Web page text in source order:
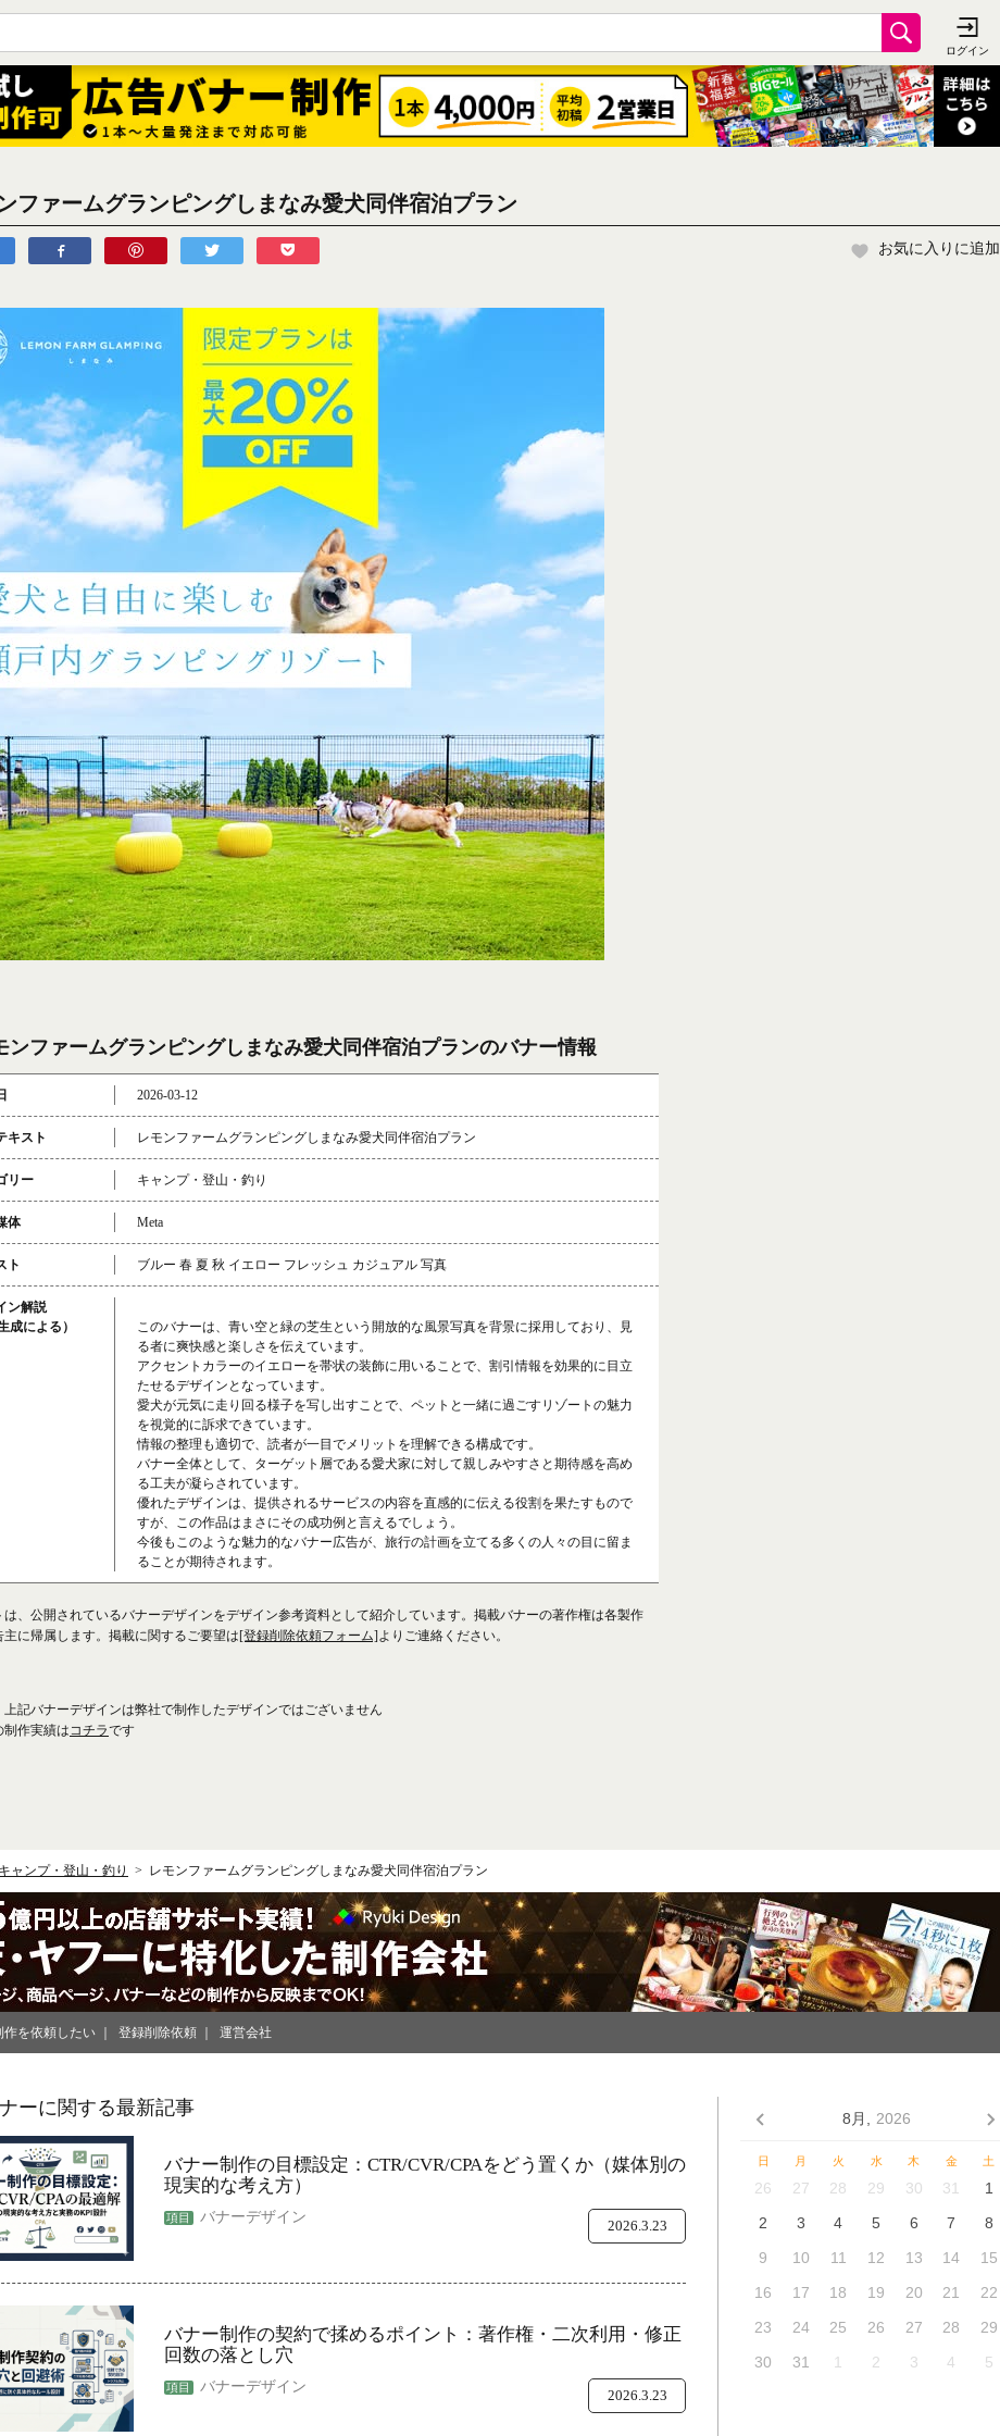
ファームグランピングしまなみ愛犬同伴宿泊プラン
お気に入りに追加
ンファームグランピングしまなみ愛犬同伴宿泊プランのバナー情報
2026-03-12
キスト レモンファームグランピングしまなみ愛犬同伴宿泊プラン
リー キャンプ・登山・釣り
体 Meta
ト ブルー 春 夏 秋 イエロー フレッシュ カジュアル 写真
ン解説
成による）
このバナーは、青い空と緑の芝生という開放的な風景写真を背景に採用しており、見
る者に爽快感と楽しさを伝えています。
アクセントカラーのイエローを帯状の装飾に用いることで、割引情報を効果的に目立
たせるデザインとなっています。
愛犬が元気に走り回る様子を写し出すことで、ペットと一緒に過ごすリゾートの魅力
を視覚的に訴求できています。
情報の整理も適切で、読者が一目でメリットを理解できる構成です。
バナー全体として、ターゲット層である愛犬家に対して親しみやすさと期待感を高め
る工夫が凝らされています。
優れたデザインは、提供されるサービスの内容を直感的に伝える役割を果たすもので
すが、この作品はまさにその成功例と言えるでしょう。
今後もこのような魅力的なバナー広告が、旅行の計画を立てる多くの人々の目に留ま
ることが期待されます。
は、公開されているバナーデザインをデザイン参考資料として紹介しています。掲載バナーの著作権は各製作
主に帰属します。掲載に関するご要望は[登録削除依頼フォーム]よりご連絡ください。
上記バナーデザインは弊社で制作したデザインではございません
作実績はコチラです
キャンプ・登山・釣り レモンファームグランピングしまなみ愛犬同伴宿泊プラン
作を依頼したい 登録削除依頼 運営会社
ーに関する最新記事
バナー制作の目標設定：CTR/CVR/CPAをどう置くか（媒体別の
現実的な考え方）
バナーデザイン
2026.3.23
バナー制作の契約で揉めるポイント：著作権・二次利用・修正
回数の落とし穴
バナーデザイン
2026.3.23
8月, 2026
日 月 火 水 木 金 土
26 27 28 29 30 31
1
2
3 4 5 6 7
8
9
10 11 12 13 14
15
16
17 18 19 20 21
22
23
24 25 26 27 28
29
30
31 1 2 3 4 5